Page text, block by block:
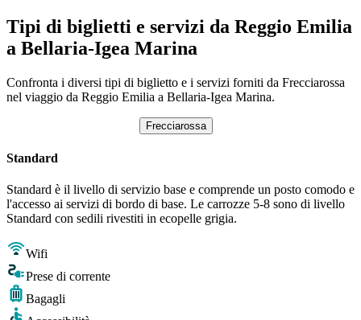
Tipi di biglietti e servizi da Reggio Emilia
a Bellaria-Igea Marina
Confronta i diversi tipi di biglietto e i servizi forniti da Frecciarossa
nel viaggio da Reggio Emilia a Bellaria-Igea Marina.
Frecciarossa
Standard
Standard è il livello di servizio base e comprende un posto comodo e
l'accesso ai servizi di bordo di base. Le carrozze 5-8 sono di livello
Standard con sedili rivestiti in ecopelle grigia.
Wifi
Prese di corrente
Bagagli